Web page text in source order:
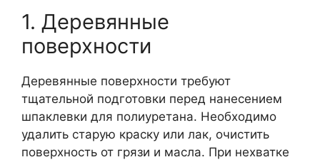
1. Деревянные
поверхности
Деревянные поверхности требуют
тщательной подготовки перед нанесением
шпаклевки для полиуретана. Необходимо
удалить старую краску или лак, очистить
поверхность от грязи и масла. При нехватке